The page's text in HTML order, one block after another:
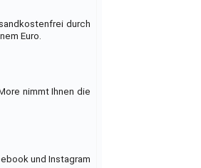
durch
Euro.
nimmt Ihnen die
und Instagram